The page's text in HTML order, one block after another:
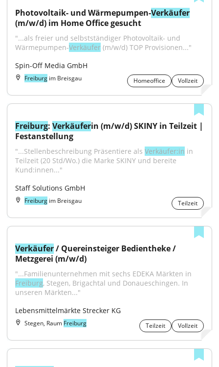
Photovoltaik- und Wärmepumpen-Verkäufer
(m/w/d) im Home Office gesucht
"...als freier und selbstständiger Photovoltaik- und
Wärmepumpen-Verkäufer (m/w/d) TOP Provisionen..."
Spin-Off Media GmbH
Freiburg im Breisgau Homeoffice Vollzeit
Freiburg: Verkäuferin (m/w/d) SKINY in Teilzeit |
Festanstellung
"...Stellenbeschreibung Präsentiere als Verkäufer:in in
Teilzeit (20 Std/Wo.) die Marke SKINY und bereite
Kund:innen..."
Staff Solutions GmbH
Freiburg im Breisgau Teilzeit
Verkäufer / Quereinsteiger Bedientheke /
Metzgerei (m/w/d)
Freiburg, Stegen, Brigachtal und Donaueschingen. In
unseren Märkten..."
Lebensmittelmärkte Strecker KG
Stegen, Raum Freiburg Teilzeit Vollzeit